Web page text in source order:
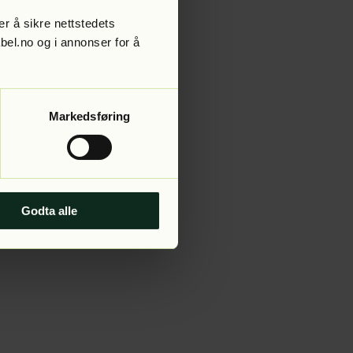
å sikre nettstedets
og i annonser for å
Markedsføring
Godta alle